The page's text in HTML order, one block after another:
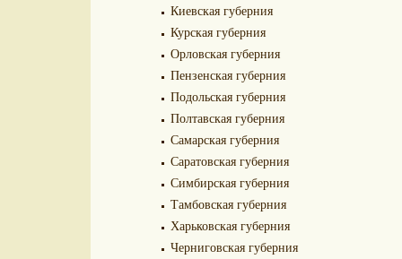
Киевская губерния
Курская губерния
Орловская губерния
Пензенская губерния
Подольская губерния
Полтавская губерния
Самарская губерния
Саратовская губерния
Симбирская губерния
Тамбовская губерния
Харьковская губерния
Черниговская губерния